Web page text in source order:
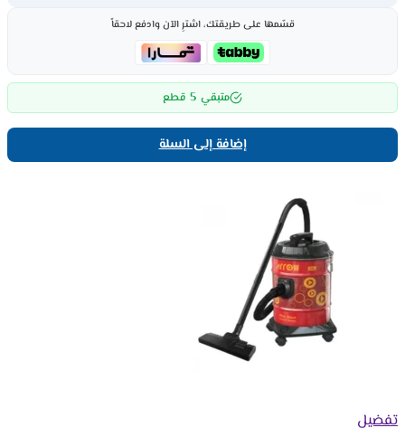
قسّمها على طريقتك، اشترِ الآن وادفع لاحقاً
متبقي 5 قطع
إضافة إلى السلة
تفضيل